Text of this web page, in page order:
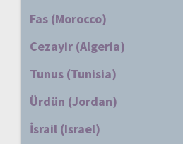
Fas (Morocco)
Cezayir (Algeria)
Tunus (Tunisia)
Ürdün (Jordan)
İsrail (Israel)